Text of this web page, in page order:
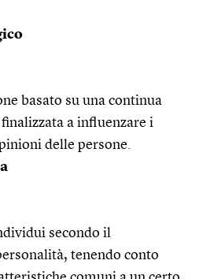
basato su una continua
a influenzare i
delle persone.
secondo il
tenendo conto